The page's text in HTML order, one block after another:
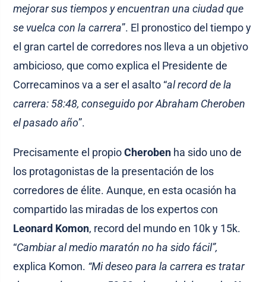
mejorar sus tiempos y encuentran una ciudad que
se vuelca con la carrera”. El pronostico del tiempo y
el gran cartel de corredores nos lleva a un objetivo
ambicioso, que como explica el Presidente de
Correcaminos va a ser el asalto “al record de la
carrera: 58:48, conseguido por Abraham Cheroben
el pasado año”.
Precisamente el propioCheroben ha sido uno de
los protagonistas de la presentación de los
corredores de élite. Aunque, en esta ocasión ha
compartido las miradas de los expertos con
Leonard Komon, record del mundo en 10k y 15k.
“Cambiar al medio maratón no ha sido fácil”,
explica Komon. “Mi deseo para la carrera es tratar